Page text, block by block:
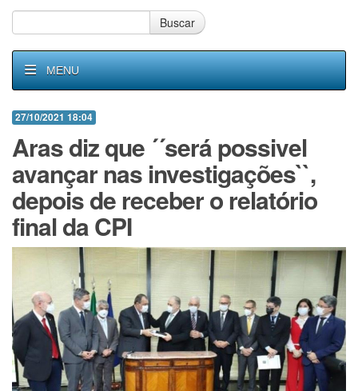
Buscar
MENU
27/10/2021 18:04
Aras diz que ´´será possivel
avançar nas investigações``,
depois de receber o relatório
final da CPI